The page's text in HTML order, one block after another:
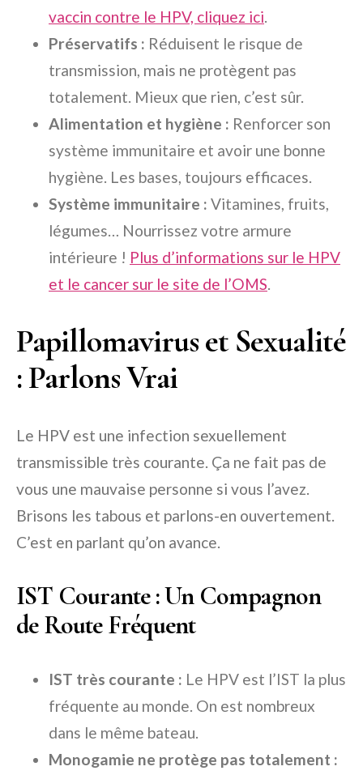
vaccin contre le HPV, cliquez ici.
Préservatifs : Réduisent le risque de
transmission, mais ne protègent pas
totalement. Mieux que rien, c’est sûr.
Alimentation et hygiène : Renforcer son
système immunitaire et avoir une bonne
hygiène. Les bases, toujours efficaces.
Système immunitaire : Vitamines, fruits,
légumes… Nourrissez votre armure
intérieure ! Plus d’informations sur le HPV
et le cancer sur le site de l’OMS.
Papillomavirus et Sexualité
: Parlons Vrai
Le HPV est une infection sexuellement
transmissible très courante. Ça ne fait pas de
vous une mauvaise personne si vous l’avez.
Brisons les tabous et parlons-en ouvertement.
C’est en parlant qu’on avance.
IST Courante : Un Compagnon
de Route Fréquent
IST très courante : Le HPV est l’IST la plus
fréquente au monde. On est nombreux
dans le même bateau.
Monogamie ne protège pas totalement :